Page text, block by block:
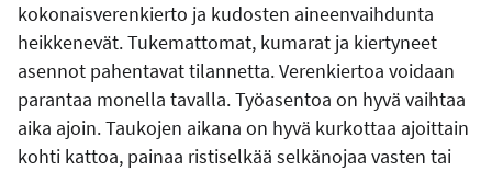
kokonaisverenkierto ja kudosten aineenvaihdunta
heikkenevät. Tukemattomat, kumarat ja kiertyneet
asennot pahentavat tilannetta. Verenkiertoa voidaan
parantaa monella tavalla. Työasentoa on hyvä vaihtaa
aika ajoin. Taukojen aikana on hyvä kurkottaa ajoittain
kohti kattoa, painaa ristiselkää selkänojaa vasten tai